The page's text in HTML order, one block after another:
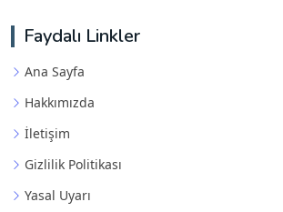
Faydalı Linkler
Ana Sayfa
Hakkımızda
İletişim
Gizlilik Politikası
Yasal Uyarı